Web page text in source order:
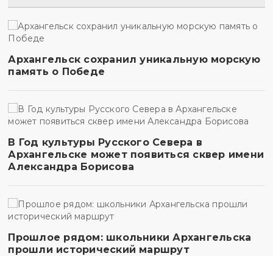
Архангельск сохранил уникальную морскую
память о Победе
В Год культуры Русского Севера в
Архангельске может появиться сквер имени
Александра Борисова
Прошлое рядом: школьники Архангельска
прошли исторический маршрут